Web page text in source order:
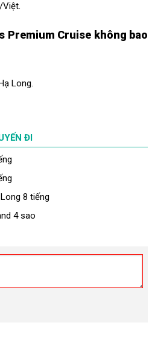
Việt.
Premium Cruise không bao
Long.
ĐI
8 tiếng
4 sao